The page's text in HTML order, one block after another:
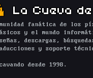
La Cueva
fanática de los
y el mundo
descargas,
y soporte
desde 1998.